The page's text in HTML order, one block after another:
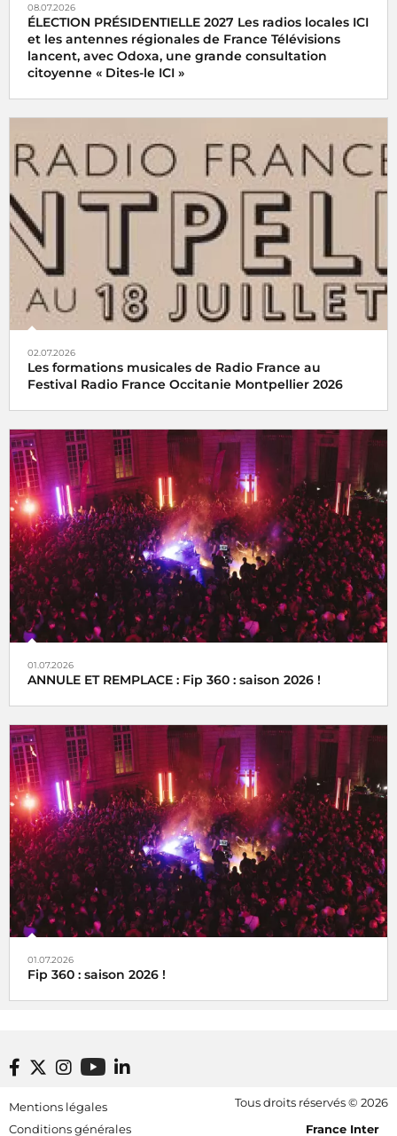
08.07.2026
ÉLECTION PRÉSIDENTIELLE 2027 Les radios locales ICI
et les antennes régionales de France Télévisions
lancent, avec Odoxa, une grande consultation
citoyenne « Dites-le ICI »
02.07.2026
Les formations musicales de Radio France au
Festival Radio France Occitanie Montpellier 2026
01.07.2026
ANNULE ET REMPLACE : Fip 360 : saison 2026 !
01.07.2026
Fip 360 : saison 2026 !
Footer bottom
Mentions légales
Conditions générales
Tous droits réservés © 2026
[RDF] Pied de page - Mobile
France Inter